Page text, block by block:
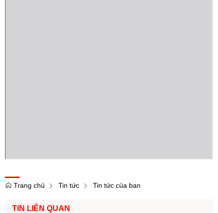
Trang chủ Tin tức Tin tức của ban
TIN LIÊN QUAN